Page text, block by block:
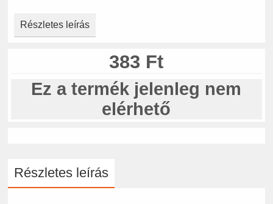
Részletes leírás
383 Ft
Ez a termék jelenleg nem
elérhető
Részletes leírás